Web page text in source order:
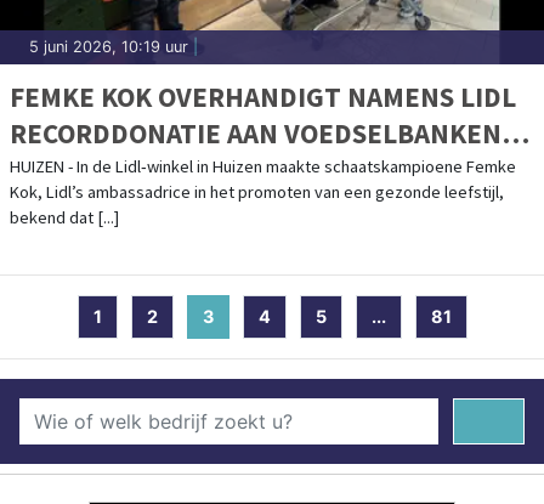
5 juni 2026, 10:19 uur
FEMKE KOK OVERHANDIGT NAMENS LIDL
RECORDDONATIE AAN VOEDSELBANKEN
NEDERLAND: 760.000 KG VERSE GROENTE
EN FRUIT
HUIZEN - In de Lidl‑winkel in Huizen maakte schaatskampioene Femke
Kok, Lidl’s ambassadrice in het promoten van een gezonde leefstijl,
bekend dat [...]
1 2 3(current)
4 5 ... 81